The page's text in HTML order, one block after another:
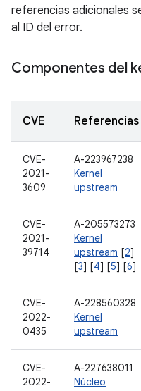
referencias adicionales
al ID del error.
Componentes del
CVE Referencias
CVE-
2021-
3609
A-223967238
Kernel
upstream
CVE-
2021-
39714
A-205573273
Kernel
upstream [2]
[3] [4] [5] [6]
CVE-
2022-
0435
A-228560328
Kernel
upstream
CVE-
2022-
A-227638011
Núcleo